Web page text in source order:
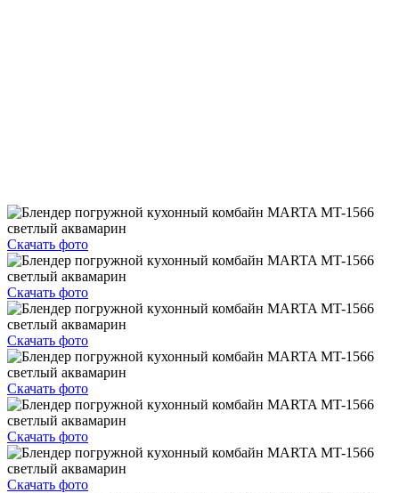
Скачать фото
Скачать фото
Скачать фото
Скачать фото
Скачать фото
Скачать фото